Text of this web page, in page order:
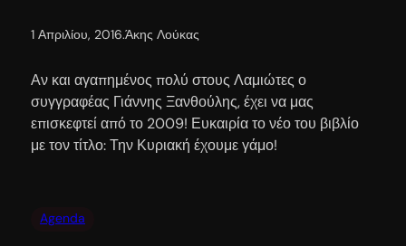
1 Απριλίου, 2016.Άκης Λούκας
Αν και αγαπημένος πολύ στους Λαμιώτες ο
συγγραφέας Γιάννης Ξανθούλης, έχει να μας
επισκεφτεί από το 2009! Ευκαιρία το νέο του βιβλίο
με τον τίτλο: Την Κυριακή έχουμε γάμο!
Agenda